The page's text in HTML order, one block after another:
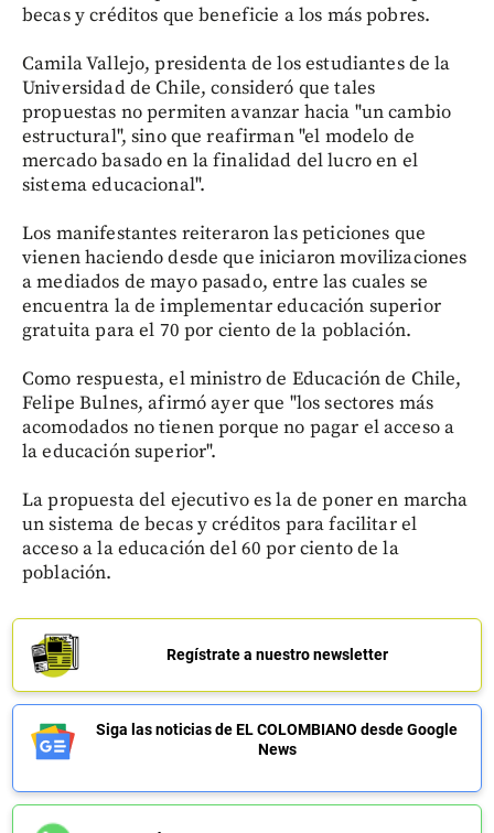
becas y créditos que beneficie a los más pobres.
Camila Vallejo, presidenta de los estudiantes de la
Universidad de Chile, consideró que tales
propuestas no permiten avanzar hacia "un cambio
estructural", sino que reafirman "el modelo de
mercado basado en la finalidad del lucro en el
sistema educacional".
Los manifestantes reiteraron las peticiones que
vienen haciendo desde que iniciaron movilizaciones
a mediados de mayo pasado, entre las cuales se
encuentra la de implementar educación superior
gratuita para el 70 por ciento de la población.
Como respuesta, el ministro de Educación de Chile,
Felipe Bulnes, afirmó ayer que "los sectores más
acomodados no tienen porque no pagar el acceso a
la educación superior".
La propuesta del ejecutivo es la de poner en marcha
un sistema de becas y créditos para facilitar el
acceso a la educación del 60 por ciento de la
población.
Regístrate a nuestro newsletter
Siga las noticias de EL COLOMBIANO desde Google
News